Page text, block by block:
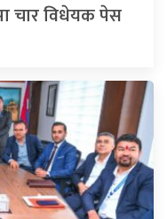
चार विधेयक पेस